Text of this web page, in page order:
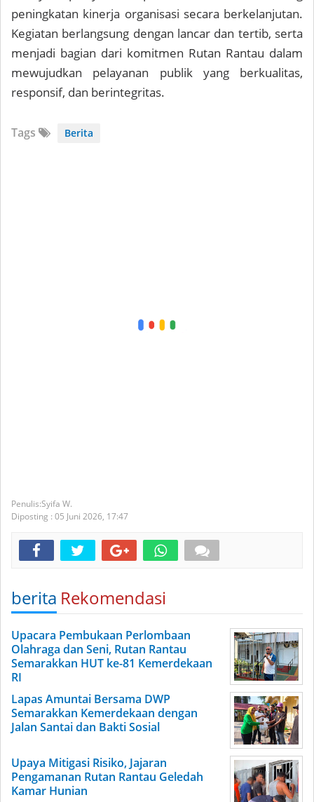
peningkatan kinerja organisasi secara berkelanjutan.
Kegiatan berlangsung dengan lancar dan tertib, serta
menjadi bagian dari komitmen Rutan Rantau dalam
mewujudkan pelayanan publik yang berkualitas,
responsif, dan berintegritas.
Tags Berita
Syifa W.
Diposting : 05 Juni 2026, 17:47
berita Rekomendasi
Upacara Pembukaan Perlombaan
Olahraga dan Seni, Rutan Rantau
Semarakkan HUT ke-81 Kemerdekaan
RI
Lapas Amuntai Bersama DWP
Semarakkan Kemerdekaan dengan
Jalan Santai dan Bakti Sosial
Upaya Mitigasi Risiko, Jajaran
Pengamanan Rutan Rantau Geledah
Kamar Hunian